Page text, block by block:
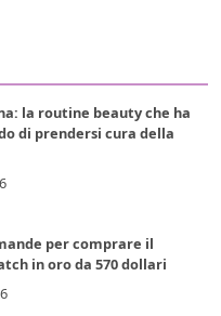
la routine beauty che ha
di prendersi cura della
per comprare il
in oro da 570 dollari